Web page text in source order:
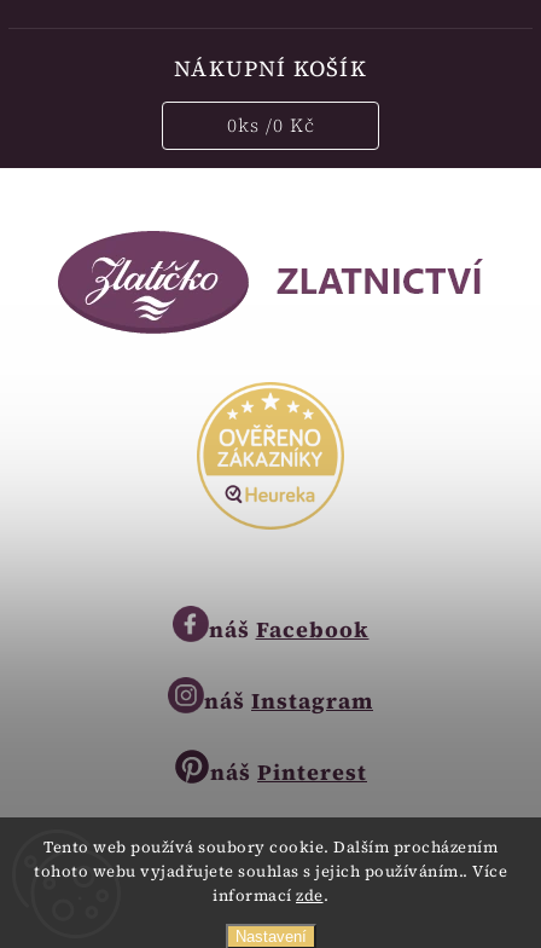
Tento web používá soubory cookie. Dalším procházením
tohoto webu vyjadřujete souhlas s jejich používáním.. Více
informací zde.
Nastavení
obchod@zlatnictvi-zlaticko.cz
NÁKUPNÍ KOŠÍK
0ks /0 Kč
náš Facebook
náš Instagram
náš Pinterest
Copyright © 2023
Všechna práva vyhrazena.